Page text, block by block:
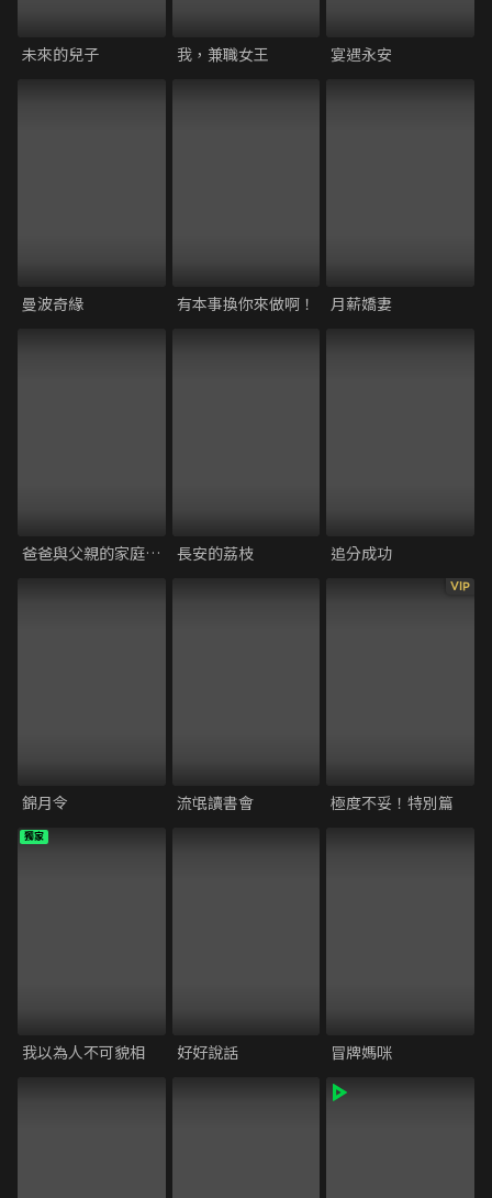
未來的兒子 我，兼職女王 宴遇永安
曼波奇緣 有本事換你來做啊！ 月薪嬌妻
爸爸與父親的家庭食堂 長安的荔枝 追分成功
錦月令 流氓讀書會
VIP
極度不妥！特別篇
獨家
我以為人不可貌相 好好說話 冒牌媽咪